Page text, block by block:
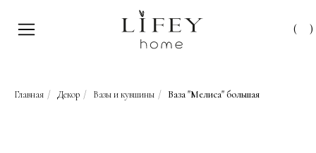
( )
Главная / Декор / Вазы и кувшины / Ваза "Мелиса" большая